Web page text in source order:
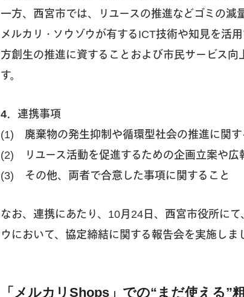
一方、西宮市では、リユースの推進などゴミの
メルカリ・ソウゾウが有するICT技術や知見を活
方創生の推進に資することおよび市民サービス
す。
4．連携事項
(1) 廃棄物の発生抑制や循環型社会の推進に関す
(2) リユース活動を促進するための企画立案や広
(3) その他、両者で合意した事項に関すること
なお、連携にあたり、10月24日、西宮市役所に
ウにおいて、協定締結に関する報告会を実施しま
「メルカリShops」での“まだ使える”